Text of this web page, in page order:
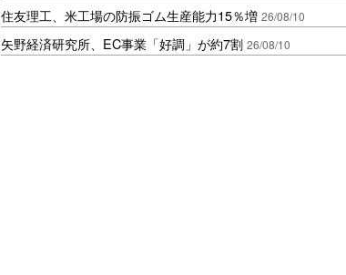
住友理工、米工場の防振ゴム生産能力15％増 26/08/10
矢野経済研究所、EC事業「好調」が約7割 26/08/10